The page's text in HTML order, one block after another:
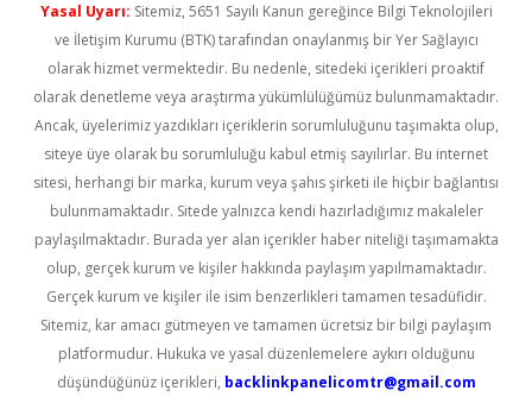
Yasal Uyarı: Sitemiz, 5651 Sayılı Kanun gereğince Bilgi Teknolojileri
ve İletişim Kurumu (BTK) tarafından onaylanmış bir Yer Sağlayıcı
olarak hizmet vermektedir. Bu nedenle, sitedeki içerikleri proaktif
olarak denetleme veya araştırma yükümlülüğümüz bulunmamaktadır.
Ancak, üyelerimiz yazdıkları içeriklerin sorumluluğunu taşımakta olup,
siteye üye olarak bu sorumluluğu kabul etmiş sayılırlar. Bu internet
sitesi, herhangi bir marka, kurum veya şahıs şirketi ile hiçbir bağlantısı
bulunmamaktadır. Sitede yalnızca kendi hazırladığımız makaleler
paylaşılmaktadır. Burada yer alan içerikler haber niteliği taşımamakta
olup, gerçek kurum ve kişiler hakkında paylaşım yapılmamaktadır.
Gerçek kurum ve kişiler ile isim benzerlikleri tamamen tesadüfidir.
Sitemiz, kar amacı gütmeyen ve tamamen ücretsiz bir bilgi paylaşım
platformudur. Hukuka ve yasal düzenlemelere aykırı olduğunu
düşündüğünüz içerikleri, backlinkpanelicomtr@gmail.com